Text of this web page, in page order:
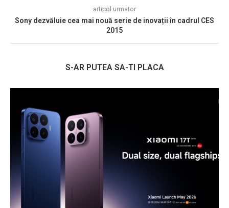
articol urmator
Sony dezvăluie cea mai nouă serie de inovații în cadrul CES
2015
S-AR PUTEA SA-TI PLACA